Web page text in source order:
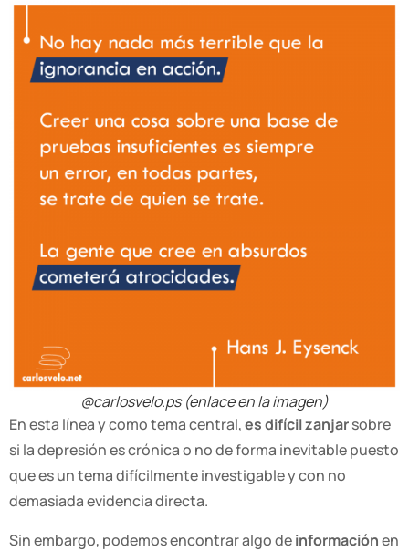
@carlosvelo.ps (enlace en la imagen)
En esta línea y como tema central,es difícil zanjarsobre
si la depresión es crónica o no de forma inevitable puesto
que es un temadifícilmente investigabley con no
demasiada evidencia directa.
Sin embargo, podemos encontrar algo deinformaciónen